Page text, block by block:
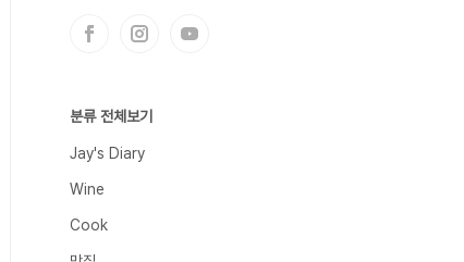
분류 전체보기
Jay's Diary
Wine
Cook